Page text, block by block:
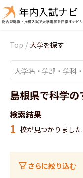
Top / 大学を探す
島根県で科学
検索結果
1 校が見つかりました
さらに絞り込む